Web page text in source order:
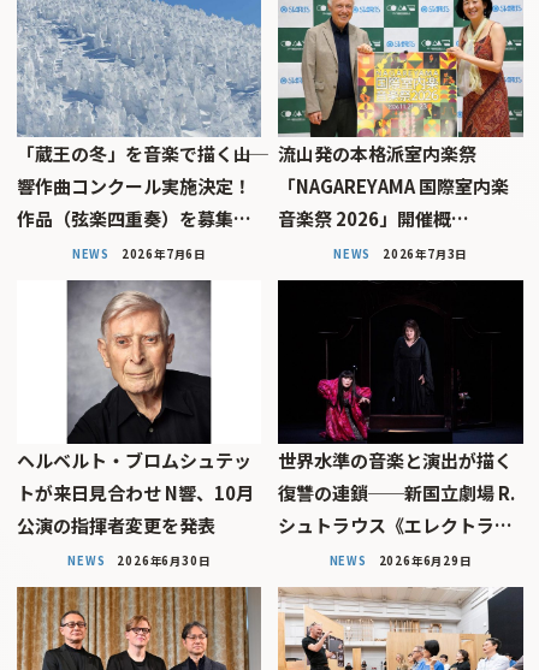
「蔵王の冬」を音楽で描く――山
響作曲コンクール実施決定！
作品（弦楽四重奏）を募集…
NEWS 2026年7月6日
流山発の本格派室内楽祭
「NAGAREYAMA 国際室内楽
音楽祭 2026」開催概…
NEWS 2026年7月3日
ヘルベルト・ブロムシュテッ
トが来日見合わせ N響、10月
公演の指揮者変更を発表
NEWS 2026年6月30日
世界水準の音楽と演出が描く
復讐の連鎖──新国立劇場 R.
シュトラウス《エレクトラ…
NEWS 2026年6月29日